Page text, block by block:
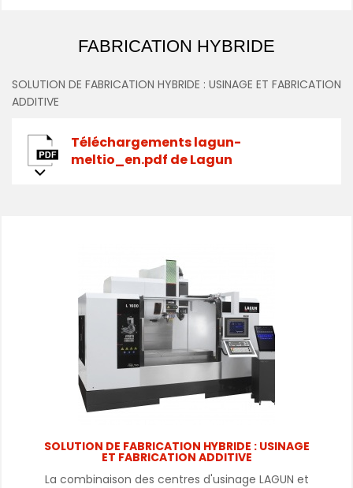
FABRICATION HYBRIDE
SOLUTION DE FABRICATION HYBRIDE : USINAGE ET FABRICATION
ADDITIVE
Téléchargements lagun-
meltio_en.pdf de Lagun
SOLUTION DE FABRICATION HYBRIDE : USINAGE
ET FABRICATION ADDITIVE
La combinaison des centres d'usinage LAGUN et